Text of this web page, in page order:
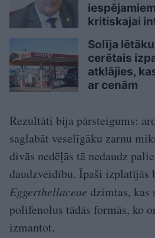
kritiskajai
Solīja
cerētais
atklājies,
ar cenām
Rezultāti bija pārsteigums:
saglabāt veselīgāku zarnu
divās nedēļās tā nedaudz
daudzveidību. Īpaši izplatījās
Eggerthellaceae dzimtas, kas
polifenolus tādās formās, ko
izmantot.